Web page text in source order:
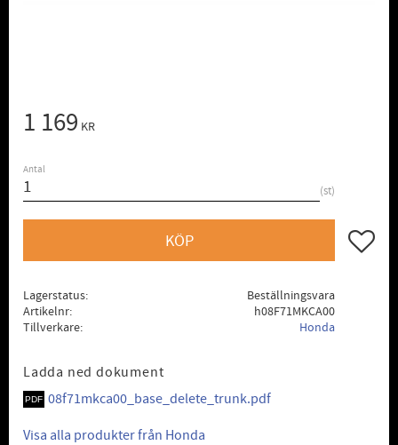
1 169 KR
Antal
st
KÖP Lägg
Lagerstatus
Beställningsvara
Artikelnr
h08F71MKCA00
Tillverkare
Honda
Ladda ned dokument
08f71mkca00_base_delete_trunk.pdf
Visa alla produkter från Honda